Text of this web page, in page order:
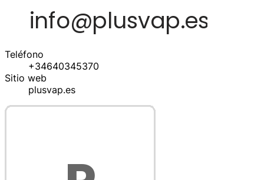
Teléfono
+34640345370
Sitio web
plusvap.es